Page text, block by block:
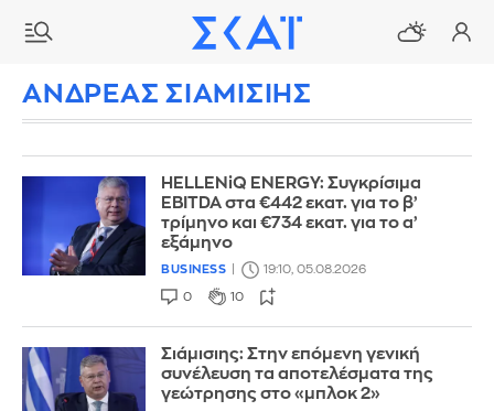
ΑΝΔΡΕΑΣ ΣΙΑΜΙΣΙΗΣ
HELLENiQ ENERGY: Συγκρίσιμα
EBITDA στα €442 εκατ. για το β’
τρίμηνο και €734 εκατ. για το α’
εξάμηνο
BUSINESS 19:10, 05.08.2026
0 10
Σιάμισιης: Στην επόμενη γενική
συνέλευση τα αποτελέσματα της
γεώτρησης στο «μπλοκ 2»